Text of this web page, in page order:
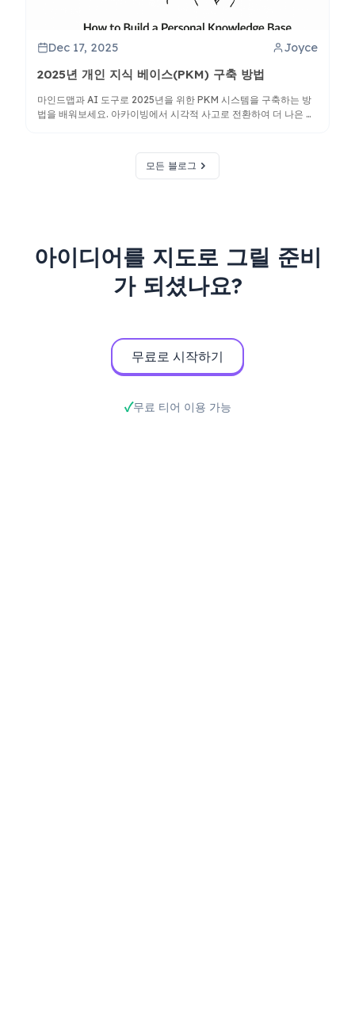
Dec 17, 2025 Joyce
2025년 개인 지식 베이스(PKM) 구축 방법
마인드맵과 AI 도구로 2025년을 위한 PKM 시스템을 구축하는 방
법을 배워보세요. 아카이빙에서 시각적 사고로 전환하여 더 나은 지
모든 블로그
아이디어를 지도로 그릴 준비
가 되셨나요?
무료로 시작하기
무료 티어 이용 가능